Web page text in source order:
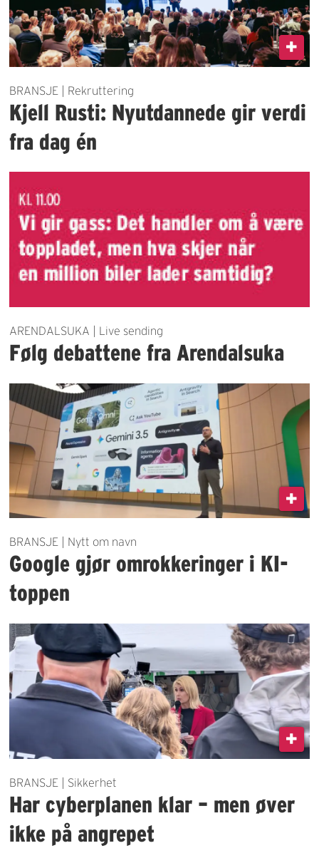
BRANSJE | Rekruttering
Kjell Rusti: Nyutdannede gir verdi
fra dag én
ARENDALSUKA | Live sending
Følg debattene fra Arendalsuka
BRANSJE | Nytt om navn
Google gjør omrokkeringer i KI-
toppen
BRANSJE | Sikkerhet
Har cyberplanen klar – men øver
ikke på angrepet